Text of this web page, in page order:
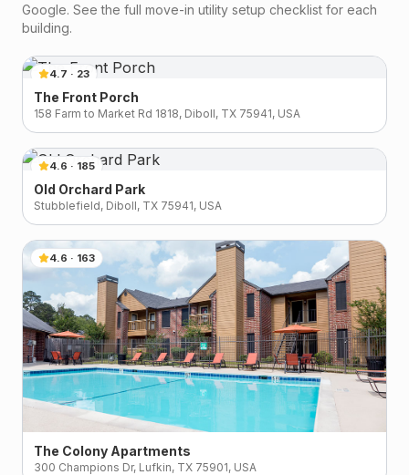
Google. See the full move-in utility setup checklist for each
building.
4.7 · 23
The Front Porch
158 Farm to Market Rd 1818, Diboll, TX 75941, USA
4.6 · 185
Old Orchard Park
Stubblefield, Diboll, TX 75941, USA
4.6 · 163
The Colony Apartments
300 Champions Dr, Lufkin, TX 75901, USA